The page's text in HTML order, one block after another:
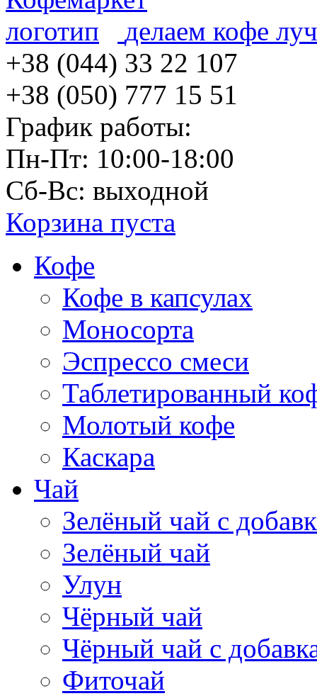
делаем кофе
+38 (044) 33 22 107
+38 (050) 777 15 51
График работы:
Пн-Пт: 10:00-18:00
Сб-Вс: выходной
Корзина пуста
Кофе
Кофе в капсулах
Моносорта
Эспрессо смеси
Таблетированный
Молотый кофе
Каскара
Чай
Зелёный чай с
Зелёный чай
Улун
Чёрный чай
Чёрный чай с
Фиточай